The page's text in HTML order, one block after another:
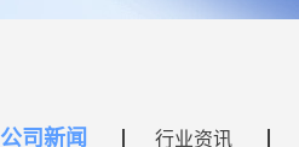
公司新闻 行业资讯